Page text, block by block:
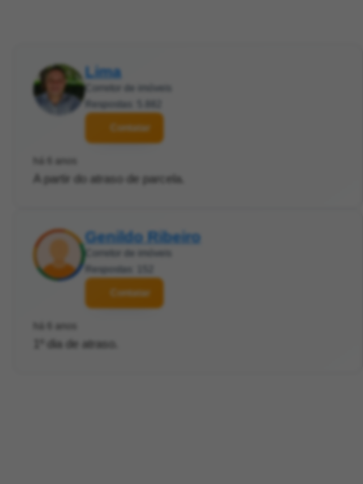
Lima
Corretor de imóveis
Respostas: 5.882
Contatar
há 6 anos
A partir do atraso de parcela.
Genildo Ribeiro
Corretor de imóveis
Respostas: 152
Contatar
há 6 anos
1º dia de atraso.